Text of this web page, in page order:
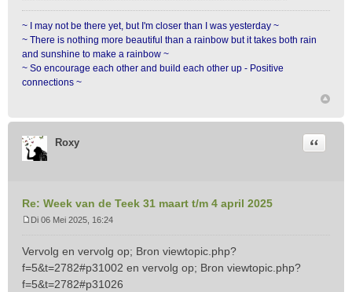
~ I may not be there yet, but I'm closer than I was yesterday ~
~ There is nothing more beautiful than a rainbow but it takes both rain
and sunshine to make a rainbow ~
~ So encourage each other and build each other up - Positive
connections ~
Roxy
Re: Week van de Teek 31 maart t/m 4 april 2025
Citeer
r
i
c
Di 06 Mei 2025, 16:24
Vervolg en vervolg op; Bron viewtopic.php?
f=5&t=2782#p31002 en vervolg op; Bron viewtopic.php?
f=5&t=2782#p31026